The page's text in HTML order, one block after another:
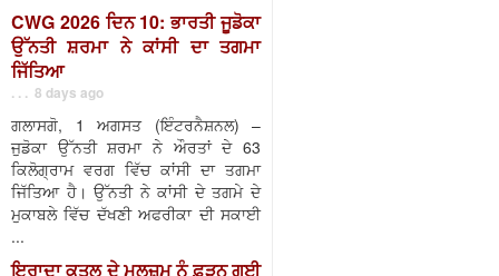
CWG 2026 ਦਿਨ 10: ਭਾਰਤੀ ਜੂਡੋਕਾ
ਉੱਨਤੀ ਸ਼ਰਮਾ ਨੇ ਕਾਂਸੀ ਦਾ ਤਗਮਾ
ਜਿੱਤਿਆ
. . . 8 days ago
ਗਲਾਸਗੋ, 1 ਅਗਸਤ (ਇੰਟਰਨੈਸ਼ਨਲ) –
ਜੁਡੋਕਾ ਉੱਨਤੀ ਸ਼ਰਮਾ ਨੇ ਔਰਤਾਂ ਦੇ 63
ਕਿਲੋਗ੍ਰਾਮ ਵਰਗ ਵਿੱਚ ਕਾਂਸੀ ਦਾ ਤਗਮਾ
ਜਿੱਤਿਆ ਹੈ। ਉੱਨਤੀ ਨੇ ਕਾਂਸੀ ਦੇ ਤਗਮੇ ਦੇ
ਮੁਕਾਬਲੇ ਵਿੱਚ ਦੱਖਣੀ ਅਫਰੀਕਾ ਦੀ ਸਕਾਈ
...
ਇਰਾਦਾ ਕਤਲ ਦੇ ਮੁਲਜ਼ਮ ਨੂੰ ਫ਼ੜਨ ਗਈ